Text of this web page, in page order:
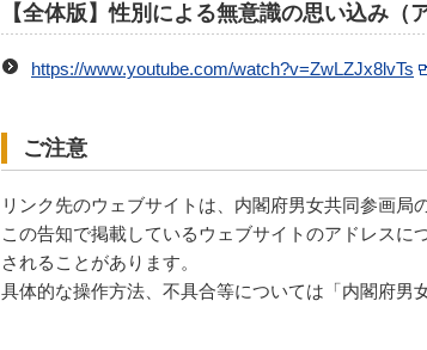
【全体版】性別による無意識の思い込み
https://www.youtube.com/watch?v=ZwLZJx8lvTs
ご注意
リンク先のウェブサイトは、内閣府男女共同参画局
この告知で掲載しているウェブサイトのアドレス
されることがあります。
具体的な操作方法、不具合等については「内閣府男